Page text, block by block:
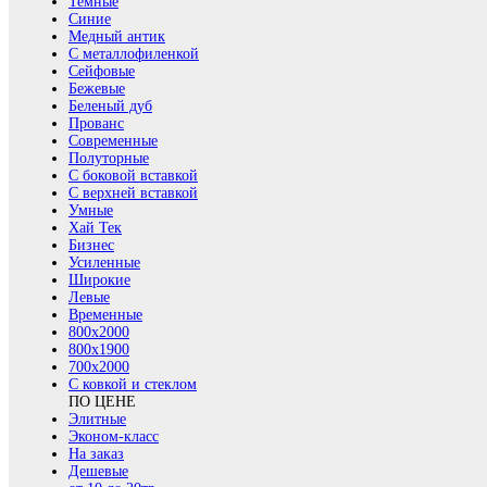
Синие
Медный антик
С металлофиленкой
Сейфовые
Бежевые
Беленый дуб
Прованс
Современные
Полуторные
С боковой вставкой
С верхней вставкой
Умные
Хай Тек
Бизнес
Усиленные
Широкие
Левые
Временные
800х2000
800x1900
700x2000
С ковкой и стеклом
ПО ЦЕНЕ
Элитные
Эконом-класс
На заказ
Дешевые